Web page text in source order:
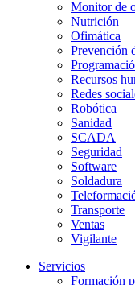
Monitor de
Nutrición
Ofimática
Prevención
Recursos
Redes
Robótica
Sanidad
SCADA
Seguridad
Software
Soldadura
Transporte
Ventas
Vigilante
Servicios
Formación